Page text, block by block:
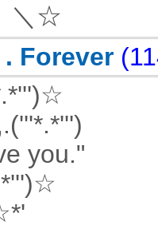
＼☆
Forever
you."